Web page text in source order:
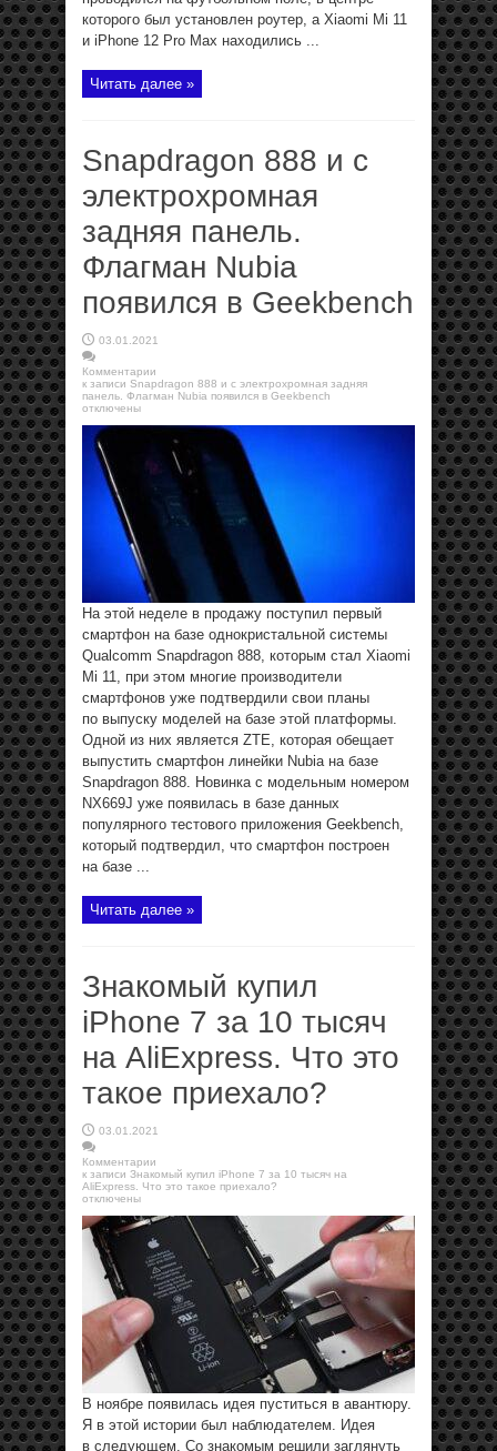
которого был установлен роутер, а Xiaomi Mi 11
и iPhone 12 Pro Max находились ...
Читать далее »
Snapdragon 888 и с
электрохромная
задняя панель.
Флагман Nubia
появился в Geekbench
03.01.2021
Комментарии
к записи Snapdragon 888 и с электрохромная задняя
панель. Флагман Nubia появился в Geekbench
отключены
На этой неделе в продажу поступил первый
смартфон на базе однокристальной системы
Qualcomm Snapdragon 888, которым стал Xiaomi
Mi 11, при этом многие производители
смартфонов уже подтвердили свои планы
по выпуску моделей на базе этой платформы.
Одной из них является ZTE, которая обещает
выпустить смартфон линейки Nubia на базе
Snapdragon 888. Новинка с модельным номером
NX669J уже появилась в базе данных
популярного тестового приложения Geekbench,
который подтвердил, что смартфон построен
на базе ...
Читать далее »
Знакомый купил
iPhone 7 за 10 тысяч
на AliExpress. Что это
такое приехало?
03.01.2021
Комментарии
к записи Знакомый купил iPhone 7 за 10 тысяч на
AliExpress. Что это такое приехало?
отключены
В ноябре появилась идея пуститься в авантюру.
Я в этой истории был наблюдателем. Идея
в следующем. Со знакомым решили заглянуть